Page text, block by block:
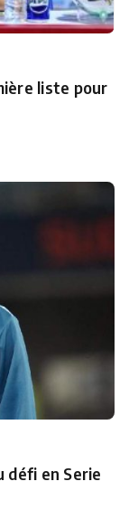
liste pour
défi en Serie